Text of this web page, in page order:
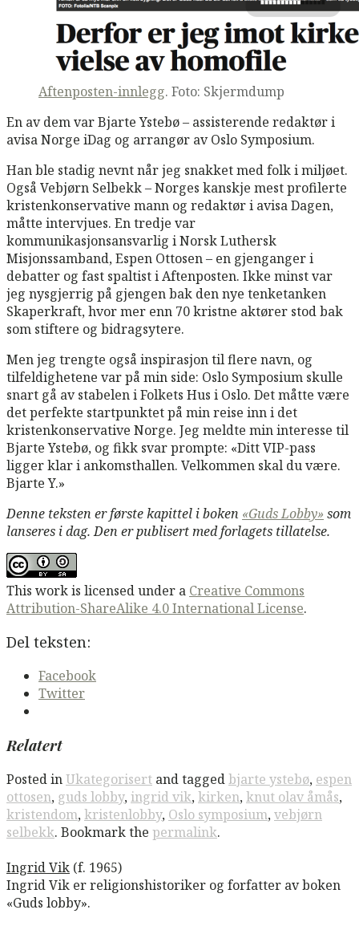
Aftenposten-innlegg. Foto: Skjermdump
En av dem var Bjarte Ystebø – assisterende redaktør i
avisa Norge iDag og arrangør av Oslo Symposium.
Han ble stadig nevnt når jeg snakket med folk i miljøet.
Også Vebjørn Selbekk – Norges kanskje mest profilerte
kristenkonservative mann og redaktør i avisa Dagen,
måtte intervjues. En tredje var
kommunikasjonsansvarlig i Norsk Luthersk
Misjonssamband, Espen Ottosen – en gjenganger i
debatter og fast spaltist i Aftenposten. Ikke minst var
jeg nysgjerrig på gjengen bak den nye tenketanken
Skaperkraft, hvor mer enn 70 kristne aktører stod bak
som stiftere og bidragsytere.
Men jeg trengte også inspirasjon til flere navn, og
tilfeldighetene var på min side: Oslo Symposium skulle
snart gå av stabelen i Folkets Hus i Oslo. Det måtte være
det perfekte startpunktet på min reise inn i det
kristenkonservative Norge. Jeg meldte min interesse til
Bjarte Ystebø, og fikk svar prompte: «Ditt VIP-pass
ligger klar i ankomsthallen. Velkommen skal du være.
Bjarte Y.»
Denne teksten er første kapittel i boken «Guds Lobby» som
lanseres i dag. Den er publisert med forlagets tillatelse.
This work is licensed under a Creative Commons
Attribution-ShareAlike 4.0 International License.
Del teksten:
Facebook
Twitter
Relatert
Posted inUkategorisert and taggedbjarte ystebø, espen
ottosen, guds lobby,ingrid vik,kirken,knut olav åmås,
kristendom,kristenlobby, Oslo symposium,vebjørn
selbekk. Bookmark the permalink.
Ingrid Vik (f. 1965)
Ingrid Vik er religionshistoriker og forfatter av boken
«Guds lobby».